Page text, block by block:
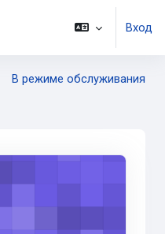
Вход
В режиме обслуживания